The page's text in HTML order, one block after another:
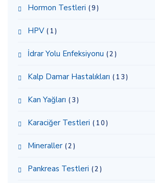
Hormon Testleri (9)
HPV (1)
İdrar Yolu Enfeksiyonu (2)
Kalp Damar Hastalıkları (13)
Kan Yağları (3)
Karaciğer Testleri (10)
Mineraller (2)
Pankreas Testleri (2)